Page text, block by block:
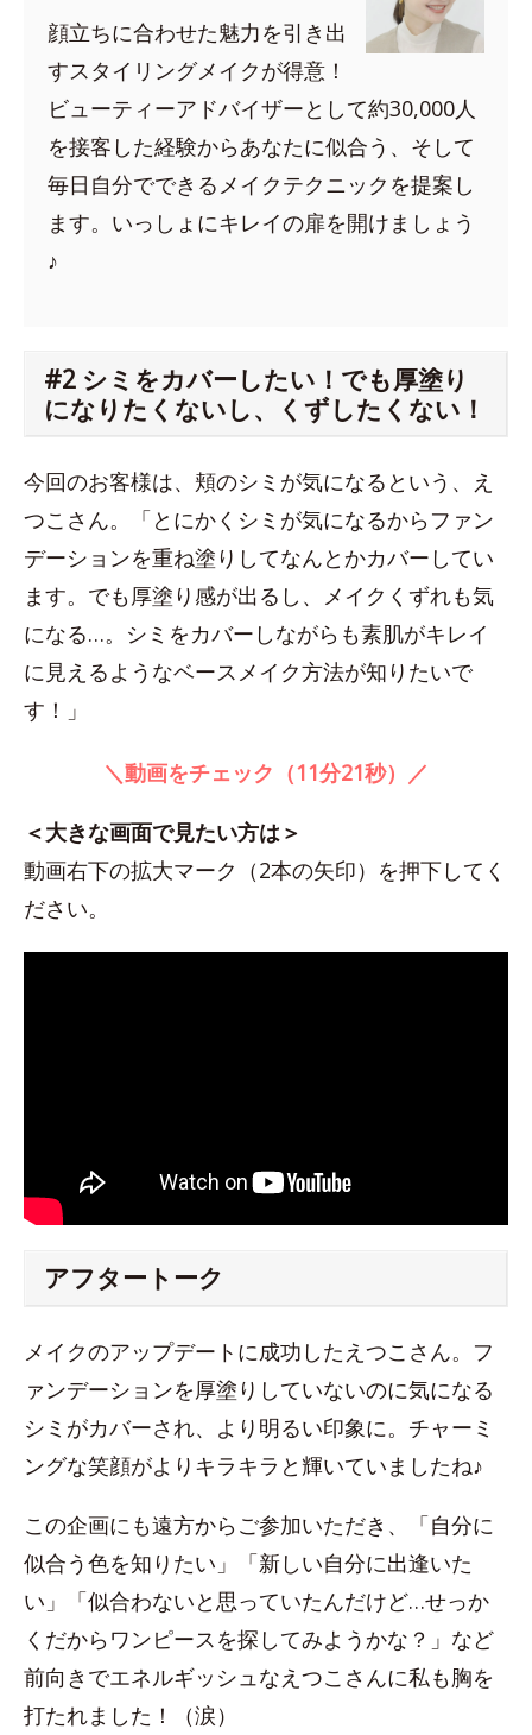
顔立ちに合わせた魅力を引き出
すスタイリングメイクが得意！
ビューティーアドバイザーとして約30,000人
を接客した経験からあなたに似合う、そして
毎日自分でできるメイクテクニックを提案し
ます。いっしょにキレイの扉を開けましょう
♪
#2 シミをカバーしたい！でも厚塗り
になりたくないし、くずしたくない！
今回のお客様は、頬のシミが気になるという、え
つこさん。「とにかくシミが気になるからファン
デーションを重ね塗りしてなんとかカバーしてい
ます。でも厚塗り感が出るし、メイクくずれも気
になる…。シミをカバーしながらも素肌がキレイ
に見えるようなベースメイク方法が知りたいで
す！」
＼動画をチェック（11分21秒）／
＜大きな画面で見たい方は＞
動画右下の拡大マーク（2本の矢印）を押下してく
ださい。
アフタートーク
メイクのアップデートに成功したえつこさん。フ
ァンデーションを厚塗りしていないのに気になる
シミがカバーされ、より明るい印象に。チャーミ
ングな笑顔がよりキラキラと輝いていましたね♪
この企画にも遠方からご参加いただき、「自分に
似合う色を知りたい」「新しい自分に出逢いた
い」「似合わないと思っていたんだけど…せっか
くだからワンピースを探してみようかな？」など
前向きでエネルギッシュなえつこさんに私も胸を
打たれました！（涙）